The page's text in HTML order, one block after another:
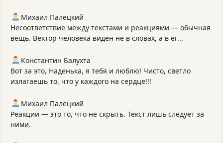
Михаил Палецкий
Несоответствие между текстами и реакциями — обычная
вещь. Вектор человека виден не в словах, а в ег...
Константин Балухта
Вот за это, Наденька, я тебя и люблю! Чисто, светло
излагаешь то, что у каждого на сердце!!!
Михаил Палецкий
Реакции — это то, что не скрыть. Текст лишь следует за
ними.